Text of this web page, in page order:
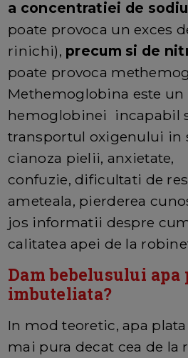
a concentratiei de
poate provoca un exces
rinichi), precum si de
poate provoca
Methemoglobina este
hemoglobinei incapabil
transportul oxigenului in
cianoza pielii, anxietate,
confuzie, dificultati de
ameteala, pierderea
jos informatii despre
calitatea apei de la
Dam bebelusului apa
imbuteliata?
In mod teoretic, apa
mai pura decat cea de la